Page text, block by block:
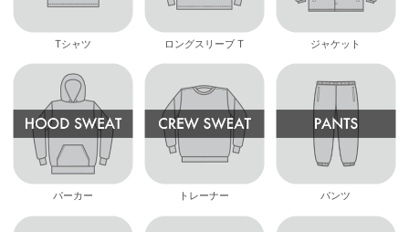
Tシャツ ロングスリーブ T ジャケット
パーカー トレーナー パンツ